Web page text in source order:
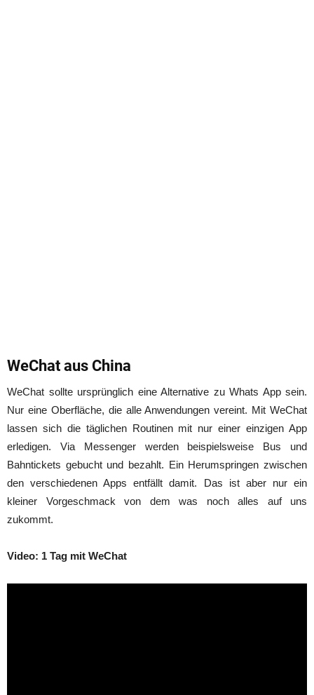
WeChat aus China
WeChat sollte ursprünglich eine Alternative zu Whats App sein.
Nur eine Oberfläche, die alle Anwendungen vereint. Mit WeChat
lassen sich die täglichen Routinen mit nur einer einzigen App
erledigen. Via Messenger werden beispielsweise Bus und
Bahntickets gebucht und bezahlt. Ein Herumspringen zwischen
den verschiedenen Apps entfällt damit. Das ist aber nur ein
kleiner Vorgeschmack von dem was noch alles auf uns
zukommt.
Video: 1 Tag mit WeChat